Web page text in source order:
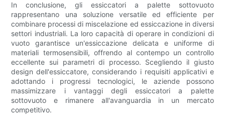
In conclusione, gli essiccatori a palette sottovuoto
rappresentano una soluzione versatile ed efficiente per
combinare processi di miscelazione ed essiccazione in diversi
settori industriali. La loro capacità di operare in condizioni di
vuoto garantisce un'essiccazione delicata e uniforme di
materiali termosensibili, offrendo al contempo un controllo
eccellente sui parametri di processo. Scegliendo il giusto
design dell'essiccatore, considerando i requisiti applicativi e
adottando i progressi tecnologici, le aziende possono
massimizzare i vantaggi degli essiccatori a palette
sottovuoto e rimanere all'avanguardia in un mercato
competitivo.